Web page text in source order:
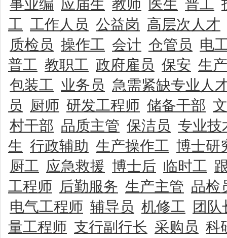
事业编 应届生 教师 医生 普工
工 工作人员 公益岗 高层次人才
质检员 操作工 会计 仓管员 电
普工 教职工 政府雇员 保安 生
包装工 业务员 急需紧缺专业人
员
厨师 研发工程师 储备干部
村干部 品质主管 保洁员 专业技
生 行政辅助 生产操作工 博士研
厨工 应急救援 博士后 临时工
工程师 后勤服务 生产主管 品检
电气工程师 辅导员 机修工 团队
量工程师 支行副行长 采购员 科